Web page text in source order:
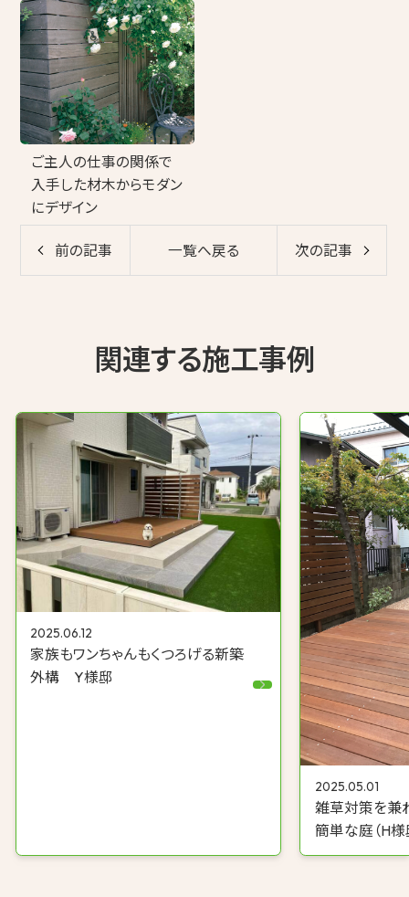
ご主人の仕事の関係で
入手した材木からモダン
にデザイン
前の記事 一覧へ戻る 次の記事
関連する施工事例
2025.06.12
家族もワンちゃんもくつろげる新築
外構 Y様邸
2025.05.01
雑草対策を兼
簡単な庭（H様